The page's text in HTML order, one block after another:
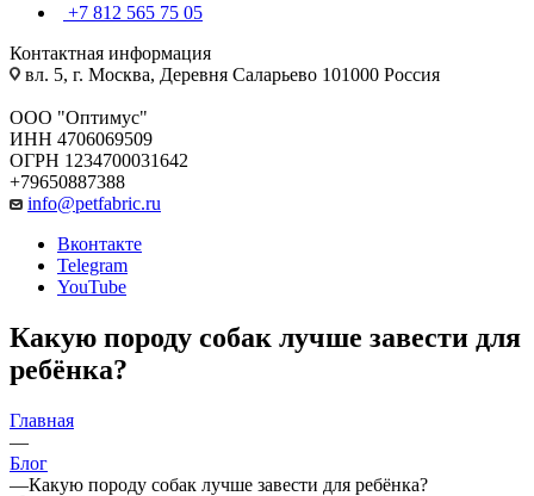
+7 812 565 75 05
Контактная информация
вл. 5, г. Москва, Деревня Саларьево 101000 Россия
ООО "Оптимус"
ИНН 4706069509
ОГРН 1234700031642
+79650887388
info@petfabric.ru
Вконтакте
Telegram
YouTube
Какую породу собак лучше завести для
ребёнка?
Главная
—
Блог
—Какую породу собак лучше завести для ребёнка?